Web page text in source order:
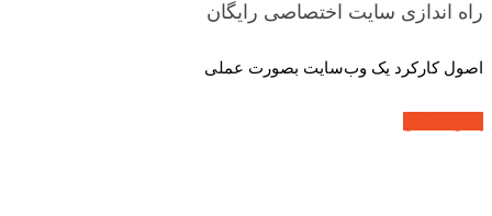
راه اندازی سایت اختصاصی رایگان
اصول کارکرد یک وب‌سایت بصورت عملی